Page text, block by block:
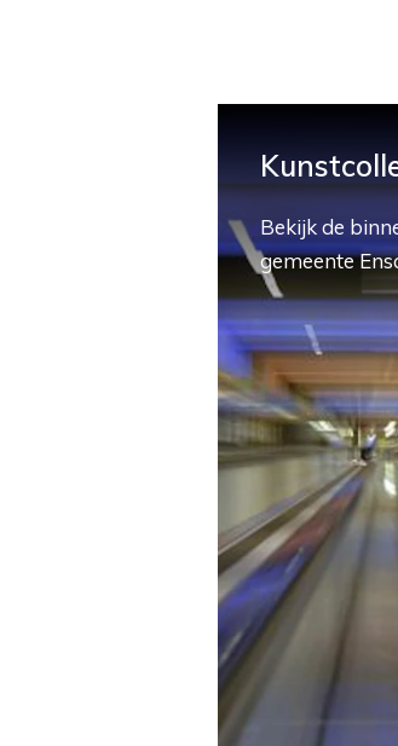
Bekijk de
gemeente